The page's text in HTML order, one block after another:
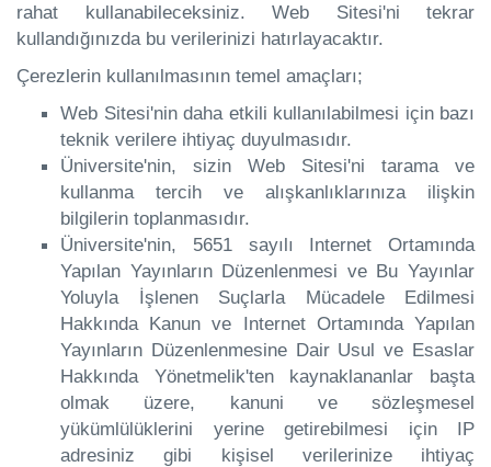
rahat kullanabileceksiniz. Web Sitesi'ni tekrar
kullandığınızda bu verilerinizi hatırlayacaktır.
Çerezlerin kullanılmasının temel amaçları;
Web Sitesi'nin daha etkili kullanılabilmesi için bazı
teknik verilere ihtiyaç duyulmasıdır.
Üniversite'nin, sizin Web Sitesi'ni tarama ve
kullanma tercih ve alışkanlıklarınıza ilişkin
bilgilerin toplanmasıdır.
Üniversite'nin, 5651 sayılı Internet Ortamında
Yapılan Yayınların Düzenlenmesi ve Bu Yayınlar
Yoluyla İşlenen Suçlarla Mücadele Edilmesi
Hakkında Kanun ve Internet Ortamında Yapılan
Yayınların Düzenlenmesine Dair Usul ve Esaslar
Hakkında Yönetmelik'ten kaynaklananlar başta
olmak üzere, kanuni ve sözleşmesel
yükümlülüklerini yerine getirebilmesi için IP
adresiniz gibi kişisel verilerinize ihtiyaç